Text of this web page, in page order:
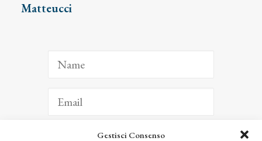
Gestisci Consenso
Matteucci
ISCRIVITI